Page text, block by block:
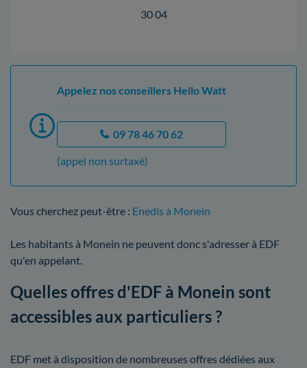
30 04
Appelez nos conseillers Hello Watt
09 78 46 70 62
(appel non surtaxé)
Vous cherchez peut-être : Enedis à Monein
Les habitants à Monein ne peuvent donc s'adresser à EDF
qu'en appelant.
Quelles offres d'EDF à Monein sont
accessibles aux particuliers ?
EDF met à disposition de nombreuses offres dédiées aux